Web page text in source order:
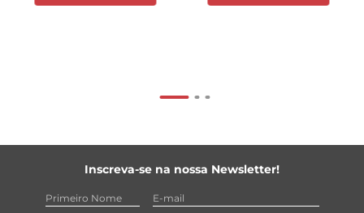
Inscreva-se na nossa Newsletter!